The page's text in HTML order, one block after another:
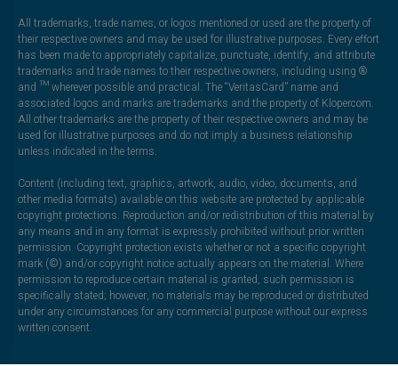
All trademarks, trade names, or logos mentioned or used are the property of
their respective owners and may be used for illustrative purposes. Every effort
has been made to appropriately capitalize, punctuate, identify, and attribute
trademarks and trade names to their respective owners, including using ®
and ™ wherever possible and practical. The “VeritasCard” name and
associated logos and marks are trademarks and the property of Klopercom.
All other trademarks are the property of their respective owners and may be
used for illustrative purposes and do not imply a business relationship
unless indicated in the terms.
Content (including text, graphics, artwork, audio, video, documents, and
other media formats) available on this website are protected by applicable
copyright protections. Reproduction and/or redistribution of this material by
any means and in any format is expressly prohibited without prior written
permission. Copyright protection exists whether or not a specific copyright
mark (©) and/or copyright notice actually appears on the material. Where
permission to reproduce certain material is granted, such permission is
specifically stated; however, no materials may be reproduced or distributed
under any circumstances for any commercial purpose without our express
written consent.